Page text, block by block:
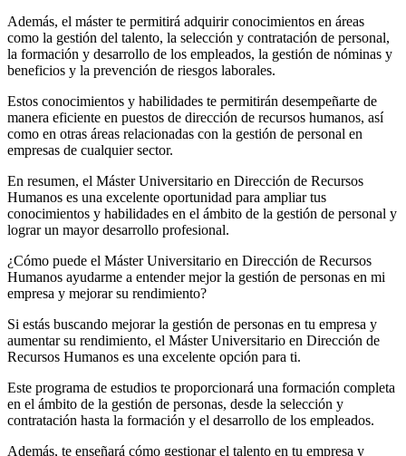
Además, el máster te permitirá adquirir conocimientos en áreas
como la gestión del talento, la selección y contratación de personal,
la formación y desarrollo de los empleados, la gestión de nóminas y
beneficios y la prevención de riesgos laborales.
Estos conocimientos y habilidades te permitirán desempeñarte de
manera eficiente en puestos de dirección de recursos humanos, así
como en otras áreas relacionadas con la gestión de personal en
empresas de cualquier sector.
En resumen, el Máster Universitario en Dirección de Recursos
Humanos es una excelente oportunidad para ampliar tus
conocimientos y habilidades en el ámbito de la gestión de personal y
lograr un mayor desarrollo profesional.
¿Cómo puede el Máster Universitario en Dirección de Recursos
Humanos ayudarme a entender mejor la gestión de personas en mi
empresa y mejorar su rendimiento?
Si estás buscando mejorar la gestión de personas en tu empresa y
aumentar su rendimiento, el Máster Universitario en Dirección de
Recursos Humanos es una excelente opción para ti.
Este programa de estudios te proporcionará una formación completa
en el ámbito de la gestión de personas, desde la selección y
contratación hasta la formación y el desarrollo de los empleados.
Además, te enseñará cómo gestionar el talento en tu empresa y